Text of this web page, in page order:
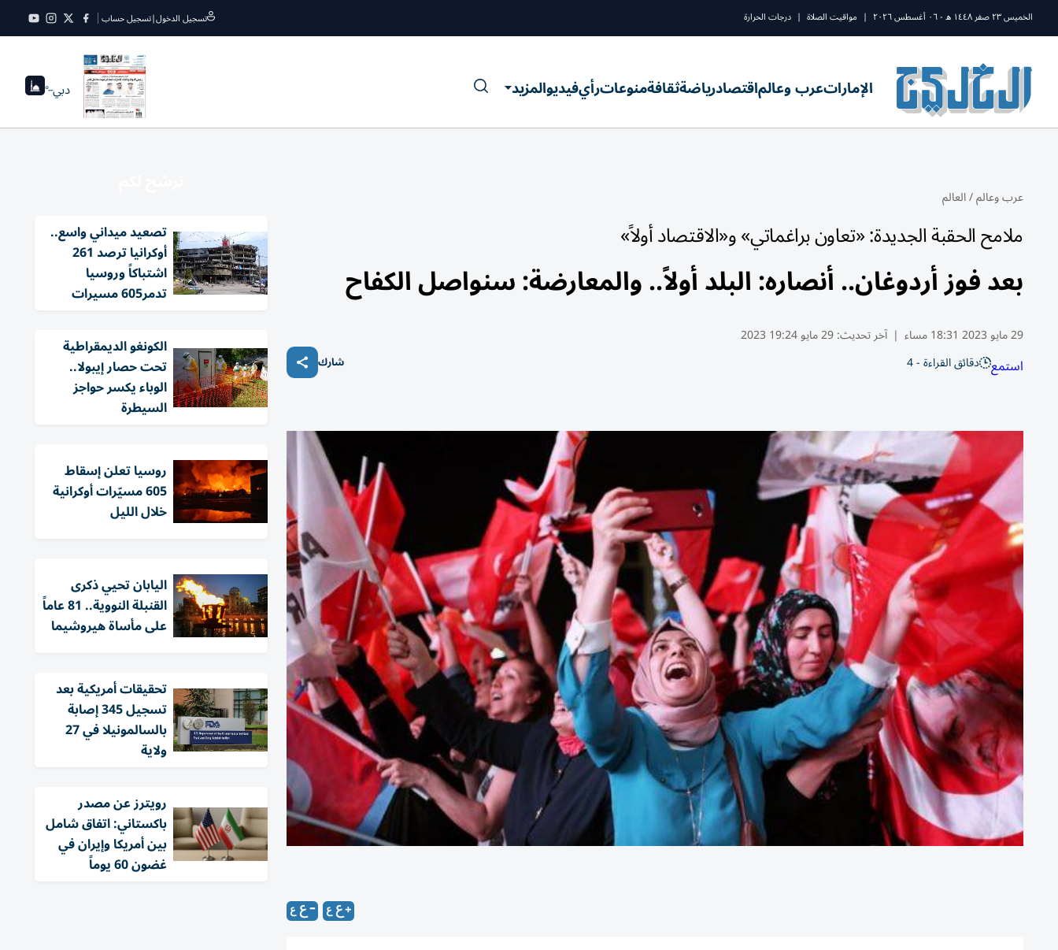
الخميس ٢٣ صفر ١٤٤٨ ه - ٠٦ أغسطس ٢٠٢٦ | مواقيت الصلاة | درجات الحرارة تسجيل الدخول|تسجيل حساب
الإماراتعرب وعالماقتصادرياضةثقافةمنوعاترأيفيديوالمزيد دبي--°
عرب وعالم/العالم
ملامح الحقبة الجديدة: «تعاون براغماتي» و«الاقتصاد أولاً»
بعد فوز أردوغان.. أنصاره: البلد أولاً.. والمعارضة: سنواصل الكفاح
29 مايو 2023 18:31 مساء | آخر تحديث:29 مايو 19:24 2023
استمع دقائق القراءة - 4 شارك
تصعيد ميداني واسع..
أوكرانيا ترصد 261
اشتباكاً وروسيا
تدمر605 مسيرات
الكونغو الديمقراطية
تحت حصار إيبولا..
الوباء يكسر حواجز
السيطرة
روسيا تعلن إسقاط
605 مسيّرات أوكرانية
خلال الليل
اليابان تحيي ذكرى
القنبلة النووية.. 81 عاماً
على مأساة هيروشيما
تحقيقات أمريكية بعد
تسجيل 345 إصابة
بالسالمونيلا في 27
ولاية
‏رويترز عن مصدر
باكستاني: اتفاق شامل
بين أمريكا وإيران في
غضون 60 يوماً